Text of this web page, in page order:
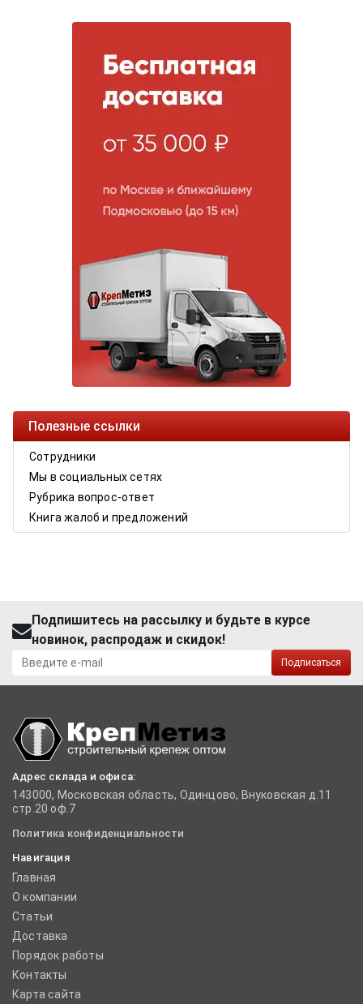
Полезные ссылки
Сотрудники
Мы в социальных сетях
Рубрика вопрос-ответ
Книга жалоб и предложений
Подпишитесь на рассылку и будьте в курсе
новинок, распродаж и скидок!
Подписаться
Адрес склада и офиса:
143000, Московская область, Одинцово, Внуковская д.11
стр.20 оф.7
Политика конфиденциальности
Навигация
Главная
О компании
Статьи
Доставка
Порядок работы
Контакты
Карта сайта